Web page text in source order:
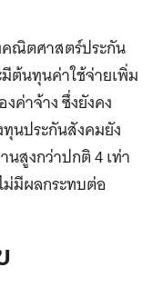
คณิตศาสตร์ประกัน
ต้นทุนค่าใช้จ่ายเพิ่ม
ค่าจ้าง ซึ่งยังคง
นประกันสังคมยัง
สูงกว่าปกติ 4 เท่า
ม่มีผลกระทบต่อ